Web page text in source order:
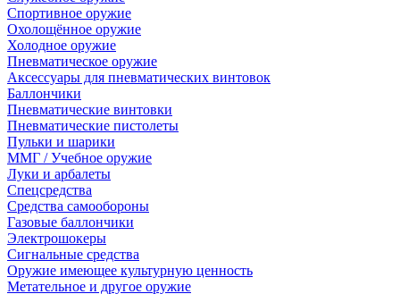
Спортивное оружие
Охолощённое оружие
Холодное оружие
Пневматическое оружие
Аксессуары для пневматических винтовок
Баллончики
Пневматические винтовки
Пневматические пистолеты
Пульки и шарики
ММГ / Учебное оружие
Луки и арбалеты
Спецсредства
Средства самообороны
Газовые баллончики
Электрошокеры
Сигнальные средства
Оружие имеющее культурную ценность
Метательное и другое оружие